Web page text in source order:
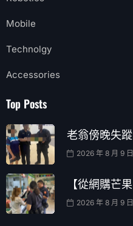
Mobile
Technolgy
Accessories
Top Posts
老翁傍晚失蹤
2026 年 8 月 9 日
【從網購芒果
2026 年 8 月 9 日